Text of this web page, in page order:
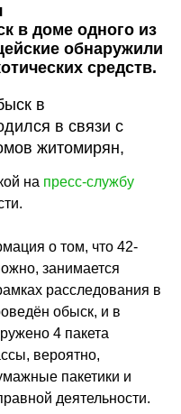
в доме одного из
обнаружили
средств.
в
в связи с
житомирян,
на пресс-службу
о том, что 42-
занимается
расследования в
обыск, и в
4 пакета
вероятно,
пакетики и
деятельности.